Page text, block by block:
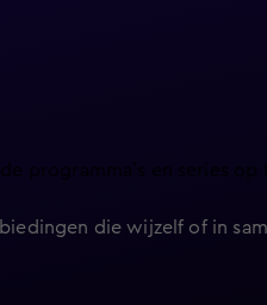
en series op
die wijzelf of in